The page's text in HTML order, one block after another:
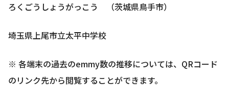
ろくごうしょうがっこう （茨城県鳥手市）
埼玉県上尾市立太平中学校
※ 各端末の過去のemmy数の推移については、QRコード
のリンク先から閲覧することができます。